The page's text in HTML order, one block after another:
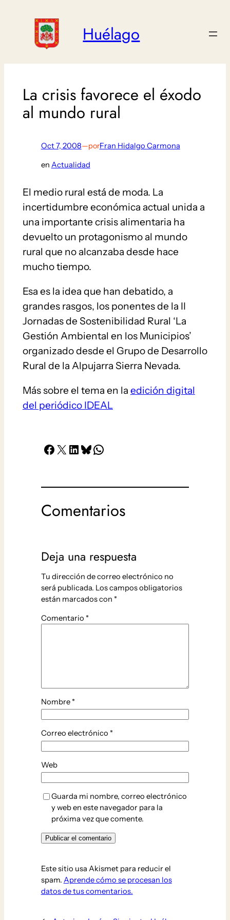
contenido
Huélago
La crisis favorece el éxodo
al mundo rural
Oct 7, 2008—porFran Hidalgo Carmona
en Actualidad
El medio rural está de moda. La
incertidumbre económica actual unida a
una importante crisis alimentaria ha
devuelto un protagonismo al mundo
rural que no alcanzaba desde hace
mucho tiempo.
Esa es la idea que han debatido, a
grandes rasgos, los ponentes de la II
Jornadas de Sostenibilidad Rural ‘La
Gestión Ambiental en los Municipios’
organizado desde el Grupo de Desarrollo
Rural de la Alpujarra Sierra Nevada.
Más sobre el tema en la edición digital
del periódico IDEAL
Facebook
X LinkedIn
Bluesky
Comentarios
Deja una respuesta
Tu dirección de correo electrónico no
será publicada. Los campos obligatorios
están marcados con *
Comentario *
Nombre *
Correo electrónico *
Web
Guarda mi nombre, correo electrónico
y web en este navegador para la
próxima vez que comente.
Este sitio usa Akismet para reducir el
spam. Aprende cómo se procesan los
datos de tus comentarios.